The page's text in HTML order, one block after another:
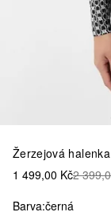
Žerzejová
1 499,00 Kč2
Barva:černá